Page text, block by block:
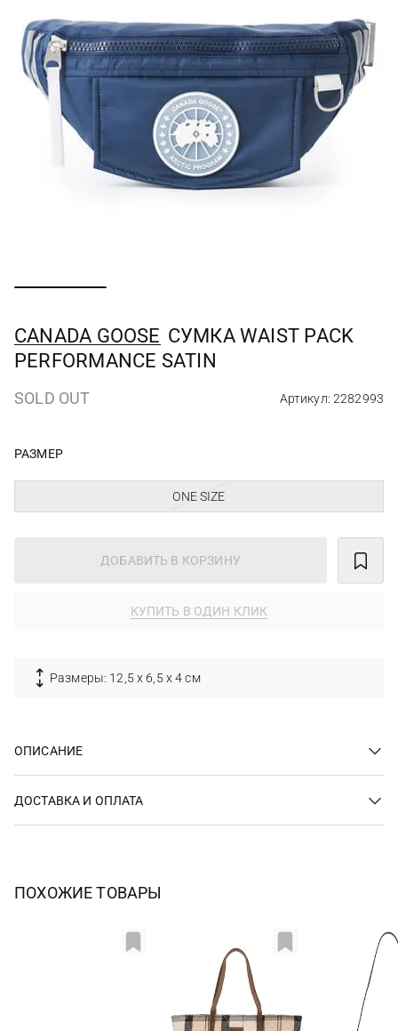
CANADA GOOSE СУМКА WAIST PACK
PERFORMANCE SATIN
SOLD OUT Артикул: 2282993
РАЗМЕР
ONE SIZE
ДОБАВИТЬ В КОРЗИНУ
КУПИТЬ В ОДИН КЛИК
Размеры: 12,5 x 6,5 x 4 см
ОПИСАНИЕ
ДОСТАВКА И ОПЛАТА
ПОХОЖИЕ ТОВАРЫ